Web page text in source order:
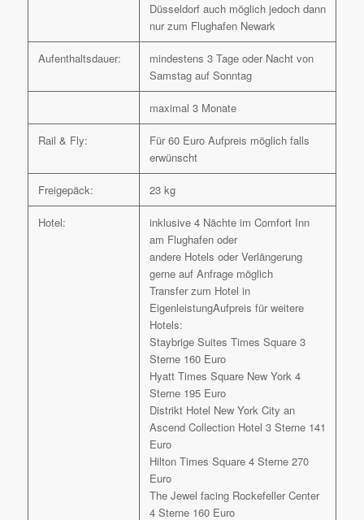
Düsseldorf auch möglich jedoch dann
nur zum Flughafen Newark
Aufenthaltsdauer:
mindestens 3 Tage oder Nacht von
Samstag auf Sonntag
maximal 3 Monate
Rail & Fly:
Für 60 Euro Aufpreis möglich falls
erwünscht
Freigepäck: 23 kg
Hotel:
inklusive 4 Nächte im Comfort Inn
am Flughafen oder
andere Hotels oder Verlängerung
gerne auf Anfrage möglich
Transfer zum Hotel in
EigenleistungAufpreis für weitere
Hotels:
Staybrige Suites Times Square 3
Sterne 160 Euro
Hyatt Times Square New York 4
Sterne 195 Euro
Distrikt Hotel New York City an
Ascend Collection Hotel 3 Sterne 141
Euro
Hilton Times Square 4 Sterne 270
Euro
The Jewel facing Rockefeller Center
4 Sterne 160 Euro